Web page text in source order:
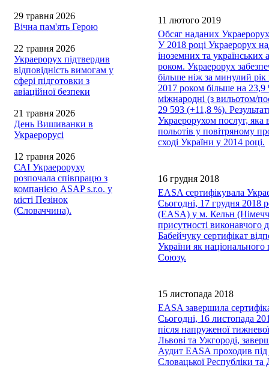
29 травня 2026
Вічна пам'ять Герою
22 травня 2026
Украерорух підтвердив
відповідність вимогам у
сфері підготовки з
авіаційної безпеки
21 травня 2026
День Вишиванки в
Украерорусі
12 травня 2026
САІ Украероруху
розпочала співпрацю з
компанією ASAP s.r.o. у
місті Пезінок
(Словаччина).
11 лютого 2019
Обсяг наданих
У 2018 році Украерорух
іноземних та
роком. Украерорух
більше ніж за минулий рік
2017 роком більше на 23,9
міжнародні (з вильотом/
29 593 (+11,8 %).
Украерорухом послуг, яка
польотів у повітряному
сході України у 2014 році.
16 грудня 2018
EASA сертифікувала
Сьогодні, 17 грудня 2018
(EASA) у м. Кельн
присутності виконавчого
Бабейчуку сертифікат
України як
Союзу.
15 листопада 2018
EASA завершила
Сьогодні, 16 листопада
після напруженої
Львові та Ужгороді,
Аудит EASA проходив під
Словацької Республіки та